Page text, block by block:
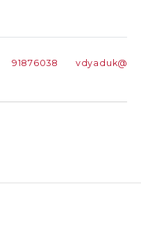
91876038